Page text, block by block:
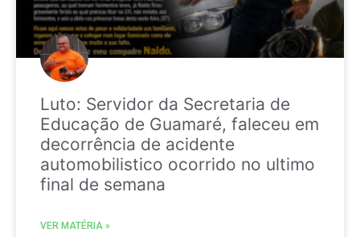
Luto: Servidor da Secretaria de
Educação de Guamaré, faleceu em
decorrência de acidente
automobilistico ocorrido no ultimo
final de semana
VER MATÉRIA »